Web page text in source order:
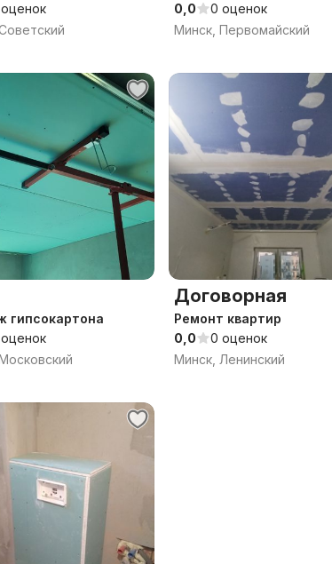
0,0
0 оценок
Минск, Первомайский
гипсокартона
Договорная
Ремонт квартир
0,0
0 оценок
Минск, Ленинский